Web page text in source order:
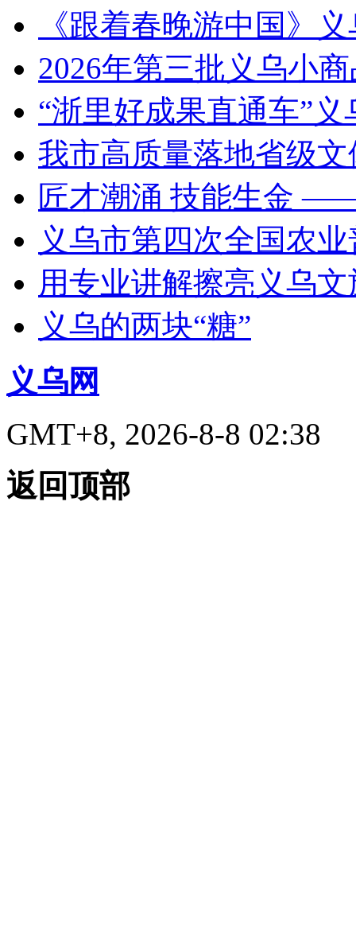
《跟着春晚游中国》
2026年第三批义乌小
“浙里好成果直通车”
我市高质量落地省级
匠才潮涌 技能生金
义乌市第四次全国农
用专业讲解擦亮义乌
义乌的两块“糖”
义乌网
GMT+8, 2026-8-8 02:38
返回顶部